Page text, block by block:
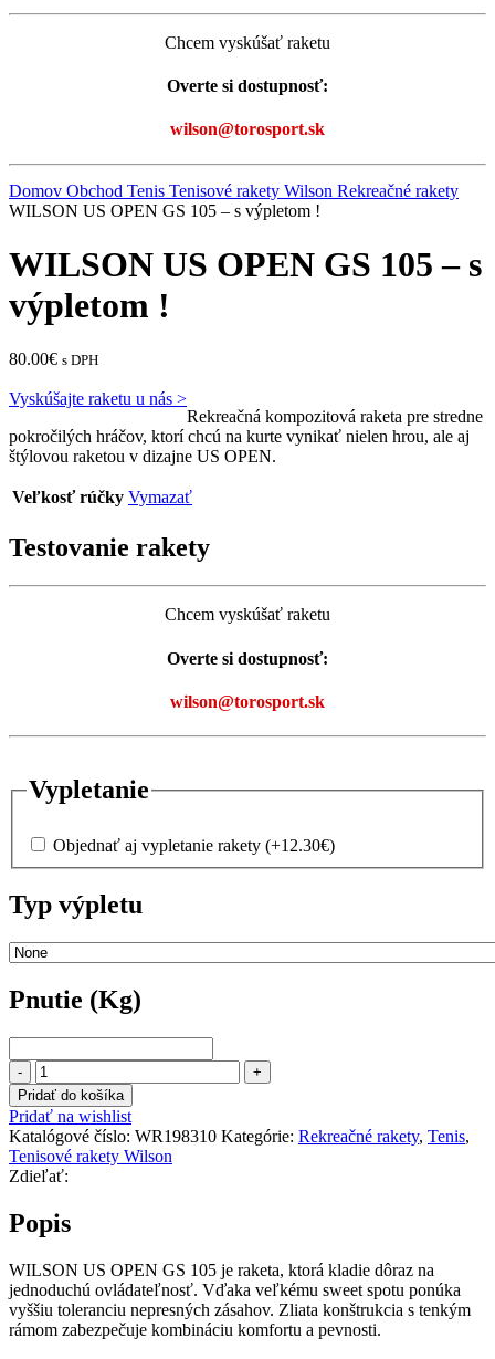
Chcem vyskúšať raketu
Overte si dostupnosť:
wilson@torosport.sk
Domov Obchod Tenis Tenisové rakety Wilson Rekreačné rakety
WILSON US OPEN GS 105 – s výpletom !
WILSON US OPEN GS 105 – s
výpletom !
80.00€ s DPH
Vyskúšajte raketu u nás >
Rekreačná kompozitová raketa pre stredne
pokročilých hráčov, ktorí chcú na kurte vynikať nielen hrou, ale aj
štýlovou raketou v dizajne US OPEN.
Veľkosť rúčky Vymazať
Testovanie rakety
Chcem vyskúšať raketu
Overte si dostupnosť:
wilson@torosport.sk
Vypletanie
Objednať aj vypletanie rakety (+12.30€)
Typ výpletu
Pnutie (Kg)
(Kg)množstvo
WILSON
US
OPEN
GS
105
–
výpletom
Pridať do košíka
Pridať na wishlist
Katalógové číslo: WR198310 Kategórie: Rekreačné rakety, Tenis,
Tenisové rakety Wilson
Zdieľať:
Popis
WILSON US OPEN GS 105 je raketa, ktorá kladie dôraz na
jednoduchú ovládateľnosť. Vďaka veľkému sweet spotu ponúka
vyššiu toleranciu nepresných zásahov. Zliata konštrukcia s tenkým
rámom zabezpečuje kombináciu komfortu a pevnosti.